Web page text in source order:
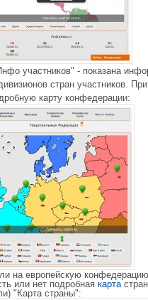
участников" - показана
стран участников.
карту конфедерации:
на европейскую
или нет подробная карта
"Карта страны":